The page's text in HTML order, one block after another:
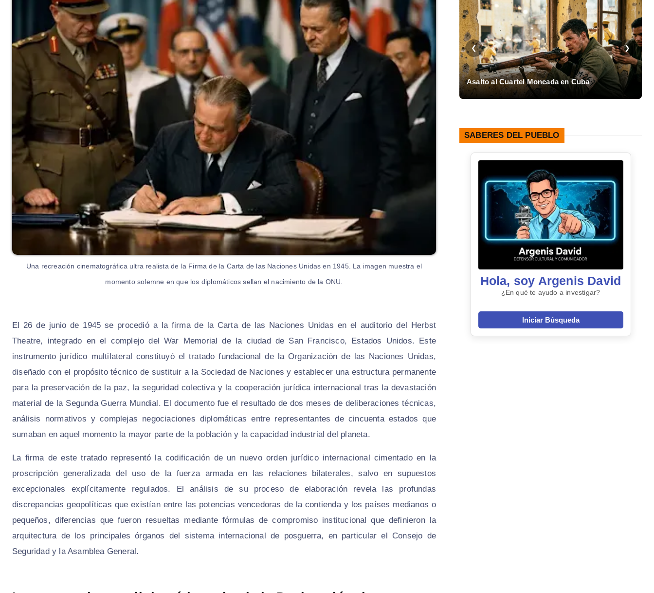
Una recreación cinematográfica ultra realista de la Firma de la Carta de las Naciones Unidas en 1945. La imagen muestra el
momento solemne en que los diplomáticos sellan el nacimiento de la ONU.
El 26 de junio de 1945 se procedió a la firma de la Carta de las Naciones Unidas en el auditorio del Herbst
Theatre, integrado en el complejo del War Memorial de la ciudad de San Francisco, Estados Unidos. Este
instrumento jurídico multilateral constituyó el tratado fundacional de la Organización de las Naciones Unidas,
diseñado con el propósito técnico de sustituir a la Sociedad de Naciones y establecer una estructura permanente
para la preservación de la paz, la seguridad colectiva y la cooperación jurídica internacional tras la devastación
material de la Segunda Guerra Mundial. El documento fue el resultado de dos meses de deliberaciones técnicas,
análisis normativos y complejas negociaciones diplomáticas entre representantes de cincuenta estados que
sumaban en aquel momento la mayor parte de la población y la capacidad industrial del planeta.
La firma de este tratado representó la codificación de un nuevo orden jurídico internacional cimentado en la
proscripción generalizada del uso de la fuerza armada en las relaciones bilaterales, salvo en supuestos
excepcionales explícitamente regulados. El análisis de su proceso de elaboración revela las profundas
discrepancias geopolíticas que existían entre las potencias vencedoras de la contienda y los países medianos o
pequeños, diferencias que fueron resueltas mediante fórmulas de compromiso institucional que definieron la
arquitectura de los principales órganos del sistema internacional de posguerra, en particular el Consejo de
Seguridad y la Asamblea General.
❮
Subasta de CITGO: Cronograma y Ofertas en
Delaware
Consecuencias geopolíticas de la Guerra de
Asalto al Cuartel Moncada en Cuba
❯
SABERES DEL PUEBLO
Hola, soy Argenis David
¿En qué te ayudo a investigar?
Iniciar Búsqueda